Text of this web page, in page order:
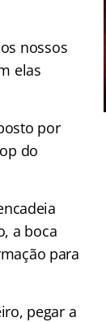
nossos
elas
por
do
a boca
para
pegar a